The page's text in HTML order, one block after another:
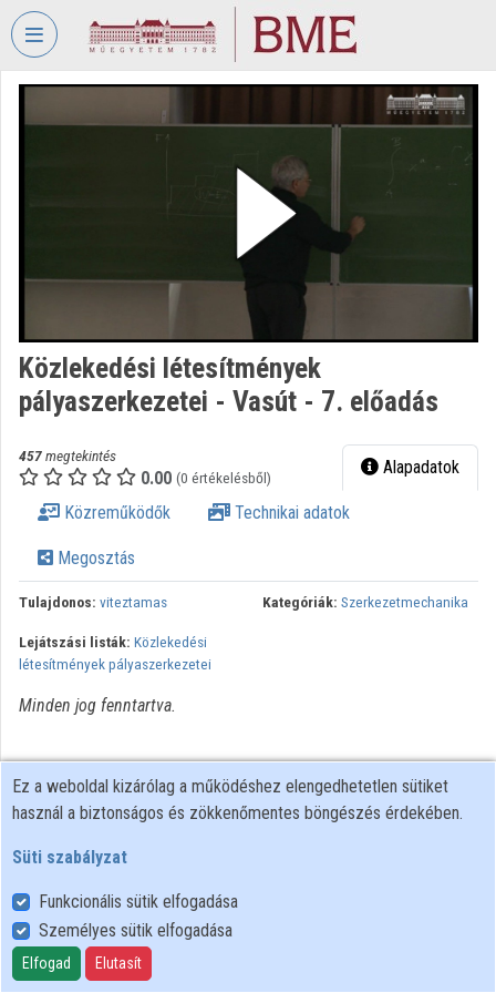
Fejléc kihagyása Menü kihagyása Tartalom kihagyása
Intézményi felfedezés
Kategóriák
Közlekedési létesítmények
pályaszerkezetei - Vasút - 7. előadás
457megtekintés
0.00 (0 értékelésből) Alapadatok
Közreműködők Technikai adatok
Megosztás
Tulajdonos: viteztamas Kategóriák: Szerkezetmechanika
Lejátszási listák: Közlekedési
létesítmények pályaszerkezetei
Minden jog fenntartva.
Felhasználói szabályzat
Adatkezelési tájékoztató
Süti szabályzat
Ez a weboldal kizárólag a működéshez elengedhetetlen sütiket
használ a biztonságos és zökkenőmentes böngészés érdekében.
Süti szabályzat
Funkcionális sütik elfogadása
Személyes sütik elfogadása
Elfogad Elutasít